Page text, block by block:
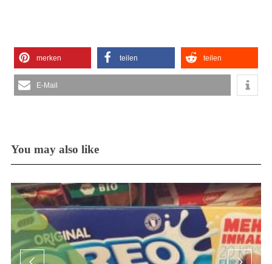
merken teilen teilen
E-Mail
You may also like